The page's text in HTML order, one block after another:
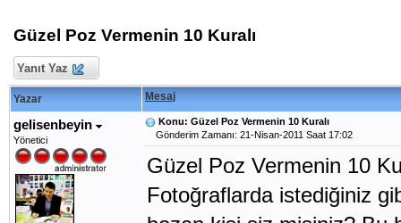
Güzel Poz Vermenin 10 Kuralı
Yanıt Yaz
Yazar Mesaj
gelisenbeyin
Yönetici
Konu: Güzel Poz Vermenin 10 Kuralı
Gönderim Zamanı: 21-Nisan-2011 Saat 17:02
Güzel Poz Vermenin 10
Fotoğraflarda istediğiniz